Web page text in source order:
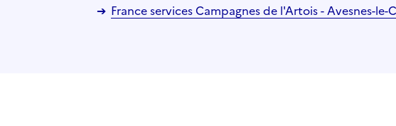
France services Campagnes de l'Artois - Avesnes-le-